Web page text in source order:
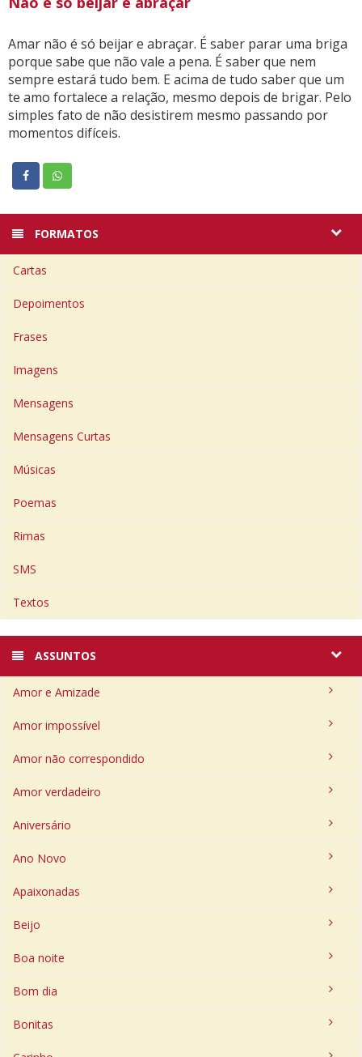
Amar não é só beijar e abraçar. É saber parar uma briga
porque sabe que não vale a pena. É saber que nem
sempre estará tudo bem. E acima de tudo saber que um
te amo fortalece a relação, mesmo depois de brigar. Pelo
simples fato de não desistirem mesmo passando por
momentos difíceis.
FORMATOS
Cartas
Depoimentos
Frases
Imagens
Mensagens
Mensagens Curtas
Músicas
Poemas
Rimas
SMS
Textos
ASSUNTOS
Amor e Amizade
Amor impossível
Amor não correspondido
Amor verdadeiro
Aniversário
Ano Novo
Apaixonadas
Beijo
Boa noite
Bom dia
Bonitas